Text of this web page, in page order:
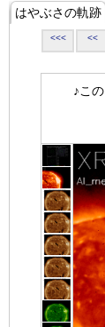
はやぶさの軌跡
<<< <<
♪この